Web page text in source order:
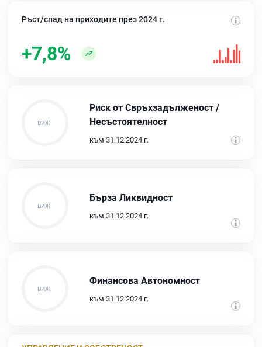
Ръст/спад на приходите през 2024 г.
+7,8%
Риск от Свръхзадълженост /
Несъстоятелност
към 31.12.2024 г.
Бърза Ликвидност
към 31.12.2024 г.
Финансова Автономност
към 31.12.2024 г.